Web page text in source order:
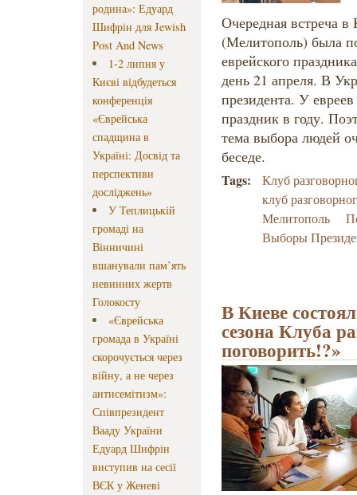
родина»: Едуард
Шифрін для Jewish
Post And News
1-2 липня у
Києві відбудеться
конференція
«Єврейська
спадщина в
Україні: Досвід та
перспективи
досліджень»
У Теплицькій
громаді на
Вінничині
вшанували пам’ять
невинних жертв
Голокосту
«Єврейська
громада в Україні
скорочується через
війну, а не через
антисемітизм»:
Співпрезидент
Вааду України
Едуард Шифрін
виступив на сесії
ВЄК у Женеві
Очередная встреча в
(Мелитополь) была
еврейского
день 21 апреля. В
президента. У
праздник в году.
тема выбора людей
беседе.
Tags:
Клуб
клуб
Мелитополь
Выборы
В Киеве
сезона Клуба
поговорить!?»